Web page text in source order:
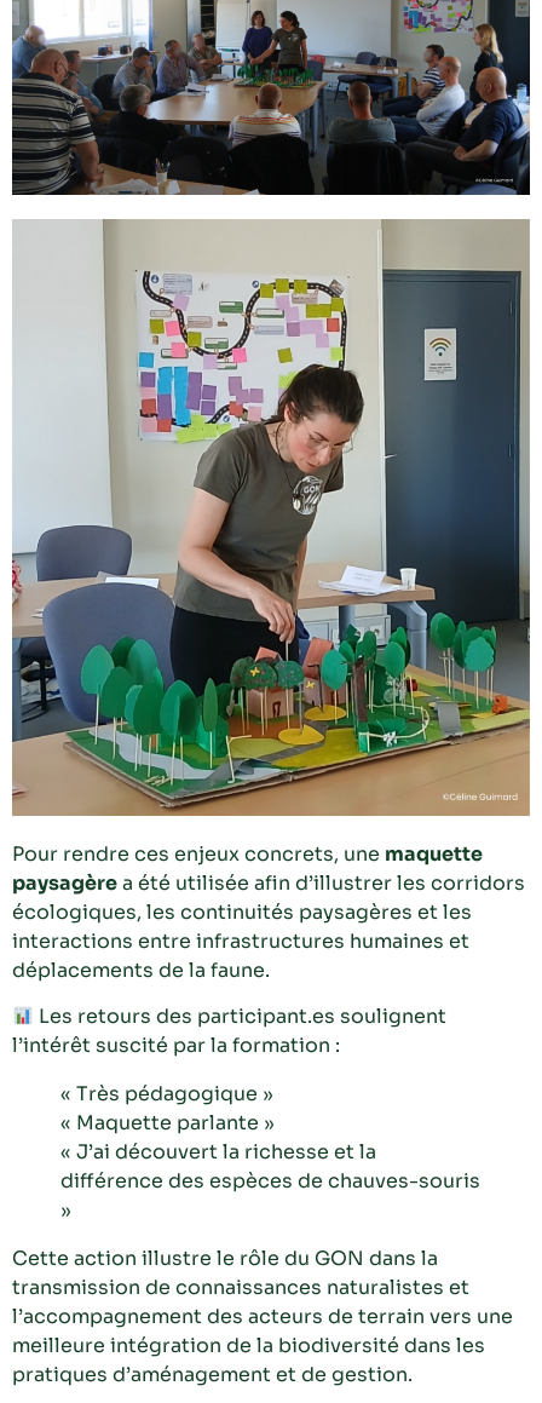
Pour rendre ces enjeux concrets, une maquette
paysagèrea été utilisée afin d’illustrer les corridors
écologiques, les continuités paysagères et les
interactions entre infrastructures humaines et
déplacements de la faune.
Les retours des participant.es soulignent
l’intérêt suscité par la formation :
« Très pédagogique »
« Maquette parlante »
« J’ai découvert la richesse et la
différence des espèces de chauves-souris
»
Cette action illustre le rôle du GON dans la
transmission de connaissances naturalistes et
l’accompagnement des acteurs de terrain vers une
meilleure intégration de la biodiversité dans les
pratiques d’aménagement et de gestion.